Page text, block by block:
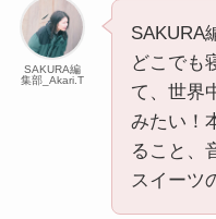
SAKURA編
集部_Akari.T
SAKURA
どこでも
て、世界
みたい！
ること、
スイーツ